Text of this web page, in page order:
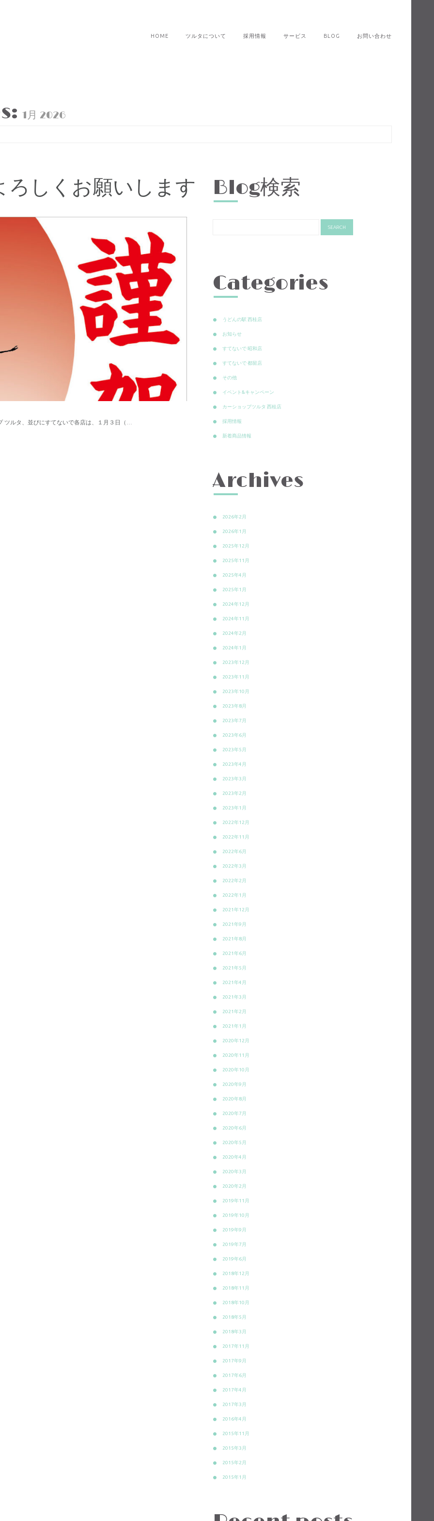
HOME ツルタについて 採用情報 サービス BLOG お問い合わせ
1月 2026
しくお願いします
ルタ、並びにすてないで各店は、１月３日（…
Blog検索
Categories
うどんの駅 西桂店
お知らせ
すてないで 昭和店
すてないで 都留店
その他
イベント&キャンペーン
カーショップツルタ 西桂店
採用情報
新着商品情報
Archives
2026年2月
2026年1月
2025年12月
2025年11月
2025年4月
2025年1月
2024年12月
2024年11月
2024年2月
2024年1月
2023年12月
2023年11月
2023年10月
2023年8月
2023年7月
2023年6月
2023年5月
2023年4月
2023年3月
2023年2月
2023年1月
2022年12月
2022年11月
2022年6月
2022年3月
2022年2月
2022年1月
2021年12月
2021年9月
2021年8月
2021年6月
2021年5月
2021年4月
2021年3月
2021年2月
2021年1月
2020年12月
2020年11月
2020年10月
2020年9月
2020年8月
2020年7月
2020年6月
2020年5月
2020年4月
2020年3月
2020年2月
2019年11月
2019年10月
2019年9月
2019年7月
2019年6月
2018年12月
2018年11月
2018年10月
2018年5月
2018年3月
2017年11月
2017年9月
2017年6月
2017年4月
2017年3月
2016年4月
2015年11月
2015年3月
2015年2月
2015年1月